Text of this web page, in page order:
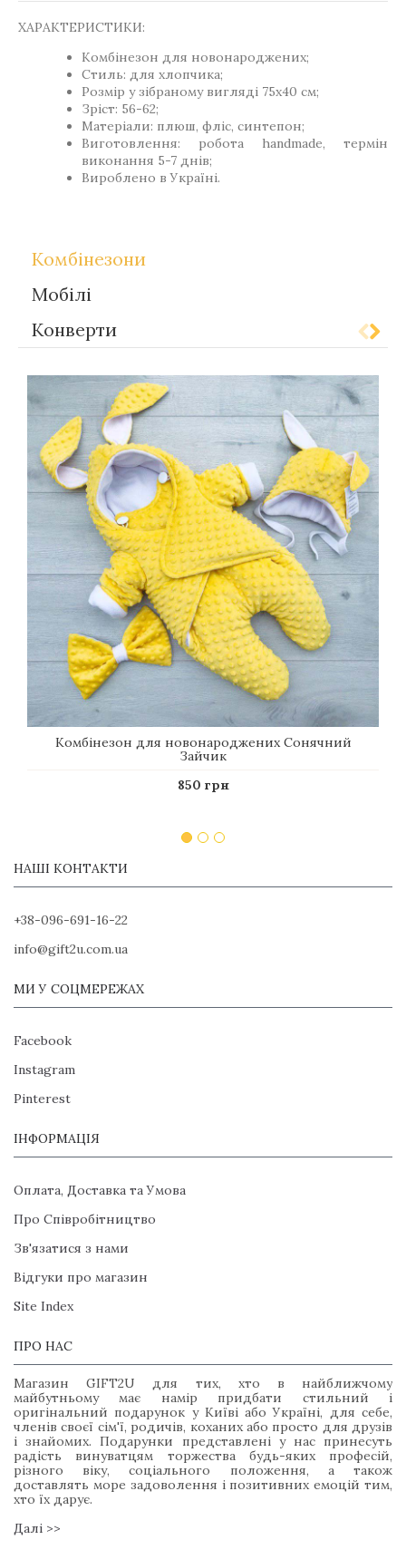
ХАРАКТЕРИСТИКИ:
Комбінезон для новонароджених;
Стиль: для хлопчика;
Розмір у зібраному вигляді 75х40 см;
Зріст: 56-62;
Матеріали: плюш, фліс, синтепон;
Виготовлення: робота handmade, термін
виконання 5-7 днів;
Вироблено в Україні.
Комбінезони
Мобілі
Конверти
Комбінезон для новонароджених Сонячний
Зайчик
850 грн
НАШІ КОНТАКТИ
+38-096-691-16-22
info@gift2u.com.ua
МИ У СОЦМЕРЕЖАХ
Facebook
Instagram
Pinterest
ІНФОРМАЦІЯ
Оплата, Доставка та Умова
Про Співробітництво
Зв'язатися з нами
Відгуки про магазин
Site Index
ПРО НАС
Магазин GIFT2U для тих, хто в найближчому
майбутньому має намір придбати стильний і
оригінальний подарунок у Київі або Україні, для себе,
членів своєї сім'ї, родичів, коханих або просто для друзів
і знайомих. Подарунки представлені у нас принесуть
радість винуватцям торжества будь-яких професій,
різного віку, соціального положення, а також
доставлять море задоволення і позитивних емоцій тим,
хто їх дарує.
Далі >>